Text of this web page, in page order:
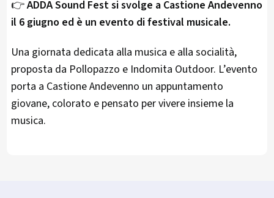
👉ADDA Sound Fest si svolge a Castione Andevenno
il 6 giugno ed è un evento di festival musicale.
Una giornata dedicata alla musica e alla socialità,
proposta da Pollopazzo e Indomita Outdoor. L’evento
porta a Castione Andevenno un appuntamento
giovane, colorato e pensato per vivere insieme la
musica.